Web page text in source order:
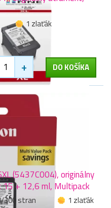
1 zlaťák
+ DO KOŠÍKA
(5437C004), originálny
+ 12,6 ml, Multipack
300 stran
1 zlaťák